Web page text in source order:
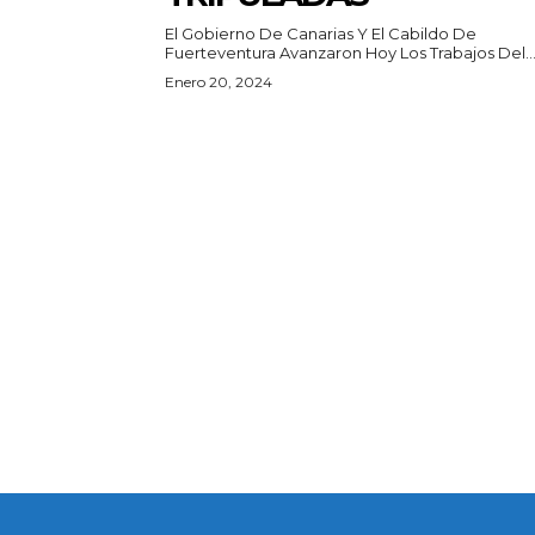
El Gobierno De Canarias Y El Cabildo De
Fuerteventura Avanzaron Hoy Los Trabajos Del...
Enero 20, 2024